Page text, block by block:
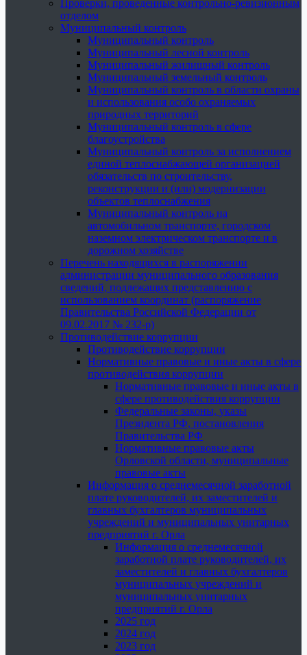
Проверки, проведенные контрольно-ревизионным
отделом
Муниципальный контроль
Муниципальный контроль
Муниципальный лесной контроль
Муниципальный жилищный контроль
Муниципальный земельный контроль
Муниципальный контроль в области охраны
и использования особо охраняемых
природных территорий
Муниципальный контроль в сфере
благоустройства
Муниципальный контроль за исполнением
единой теплоснабжающей организацией
обязательств по строительству,
реконструкции и (или) модернизации
объектов теплоснабжения
Муниципальный контроль на
автомобильном транспорте, городском
наземном электрическом транспорте и в
дорожном хозяйстве
Перечень находящихся в распоряжении
администрации муниципального образования
сведений, подлежащих представлению с
использованием координат (распоряжение
Правительства Российской Федерации от
09.02.2017 № 232-р)
Противодействие коррупции
Противодействие коррупции
Нормативные правовые и иные акты в сфере
противодействия коррупции
Нормативные правовые и иные акты в
сфере противодействия коррупции
Федеральные законы, указы
Президента РФ, постановления
Правительства РФ
Нормативные правовые акты
Орловской области, муниципальные
правовые акты
Информация о среднемесячной заработной
плате руководителей, их заместителей и
главных бухгалтеров муниципальных
учреждений и муниципальных унитарных
предприятий г. Орла
Информация о среднемесячной
заработной плате руководителей, их
заместителей и главных бухгалтеров
муниципальных учреждений и
муниципальных унитарных
предприятий г. Орла
2025 год
2024 год
2023 год